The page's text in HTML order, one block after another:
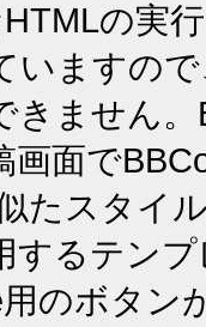
の実
いますの
きません
画面で
たスタイ
するテン
のボタン